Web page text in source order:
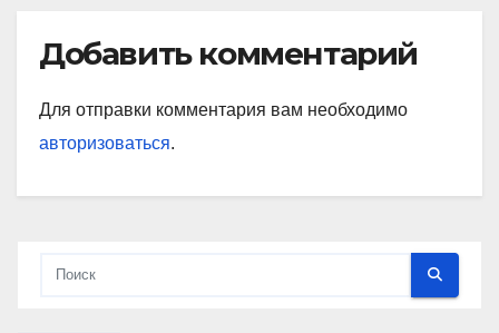
Добавить комментарий
Для отправки комментария вам необходимо
авторизоваться.